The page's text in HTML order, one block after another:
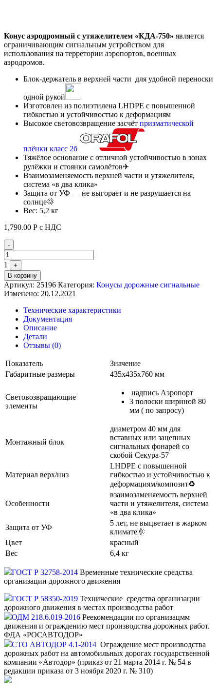
Конус аэродромный с утяжелителем «КДА-750» является
ограничивающим сигнальным устройством для
использования на терретории аэропортов, военных
аэродромов.
Блок-держатель в верхней части для удобной переноски
одной рукой
Изготовлен из полиэтилена LHDPE с повышенной
гибкостью и устойчивостью к деформациям
Высокое световозвращение засчёт призматической
плёнки класс 2б
Тяжёлое основание с отличной устойчивостью в зонах
рулёжки и стоянки самолётов✈
Взаимозаменяемость верхней части и утяжелителя,
система «в два клика»
Защита от УФ — не выгорает и не разрушается на
солнце🌞
Вес: 5,2 кг
1,790.00 Р с НДС
Quantity
-
1
+
В корзину
Артикул: 25196 Категория: Конусы дорожные сигнальные
Изменено: 20.12.2021
Технические характеристики
Документация
Описание
Детали
Отзывы (0)
Показатель
Значение
Габаритные размеры
435х435х760 мм
Световозвращающие
элементы
надпись Аэропорт
3 полоски шириной 80
мм ( по запросу)
Монтажный блок
диаметром 40 мм для
вставных или зацепных
сигнальных фонарей со
скобой Секура-57
Материал верх/низ
LHDPE с повышенной
гибкостью и устойчивостью к
деформациям/композит♻
Особенности
взаимозаменяемость верхней
части и утяжелителя, система
«в два клика»
Защита от УФ
5 лет, не выцветает в жарком
климате🌞
Цвет
красный
Вес
6,4 кг
ГОСТ Р 32758-2014 Временные технические средства
организации дорожного движения
ГОСТ Р 58350-2019 Технические средства организации
дорожного движения в местах производства работ
ОДМ 218.6.019-2016 Реекомендации по организацмм
движения и ограждению мест производства дорожных работ.
ФДА «РОСАВТОДОР»
СТО АВТОДОР 4.1-2014 Ограждение мест производства
дорожных работ на автомобильных дорогах государственной
компании «Автодор» (приказ от 21 марта 2014 г. № 54 в
редакции приказа от 3 ноября 2020 г. № 310)